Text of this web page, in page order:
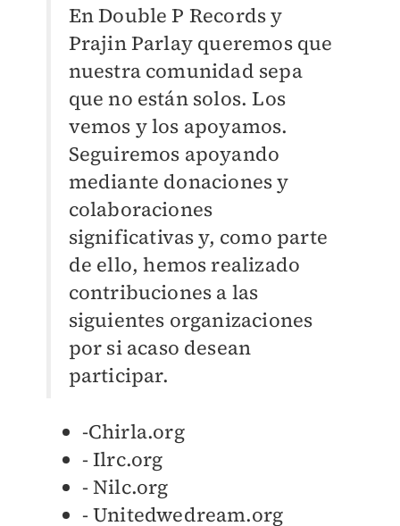
En Double P Records y
Prajin Parlay queremos que
nuestra comunidad sepa
que no están solos. Los
vemos y los apoyamos.
Seguiremos apoyando
mediante donaciones y
colaboraciones
significativas y, como parte
de ello, hemos realizado
contribuciones a las
siguientes organizaciones
por si acaso desean
participar.
-Chirla.org
- Ilrc.org
- Nilc.org
- Unitedwedream.org